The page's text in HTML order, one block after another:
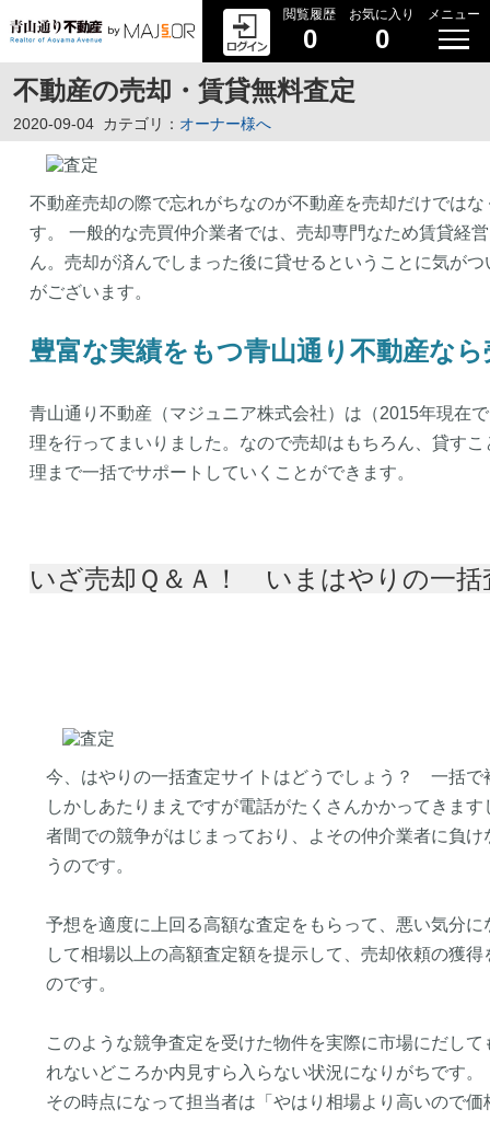
閲覧履歴
0
お気に入り
0
メニュー
不動産の売却・賃貸無料査定
2020-09-04 カテゴリ： オーナー様へ
不動産売却の際で忘れがちなのが不動産を売却だけでは
す。 一般的な売買仲介業者では、売却専門なため賃貸経
ん。売却が済んでしまった後に貸せるということに気が
がございます。
豊富な実績をもつ青山通り不動産な
青山通り不動産（マジュニア株式会社）は（2015年現在
理を行ってまいりました。なので売却はもちろん、貸す
理まで一括でサポートしていくことができます。
いざ売却Ｑ＆Ａ！ いまはやりの一
今、はやりの一括査定サイトはどうでしょう？ 一括で
しかしあたりまえですが電話がたくさんかかってきま
者間での競争がはじまっており、よその仲介業者に負
うのです。
予想を適度に上回る高額な査定をもらって、悪い気分
して相場以上の高額査定額を提示して、売却依頼の獲
のです。
このような競争査定を受けた物件を実際に市場にだし
れないどころか内見すら入らない状況になりがちです。
その時点になって担当者は「やはり相場より高いので